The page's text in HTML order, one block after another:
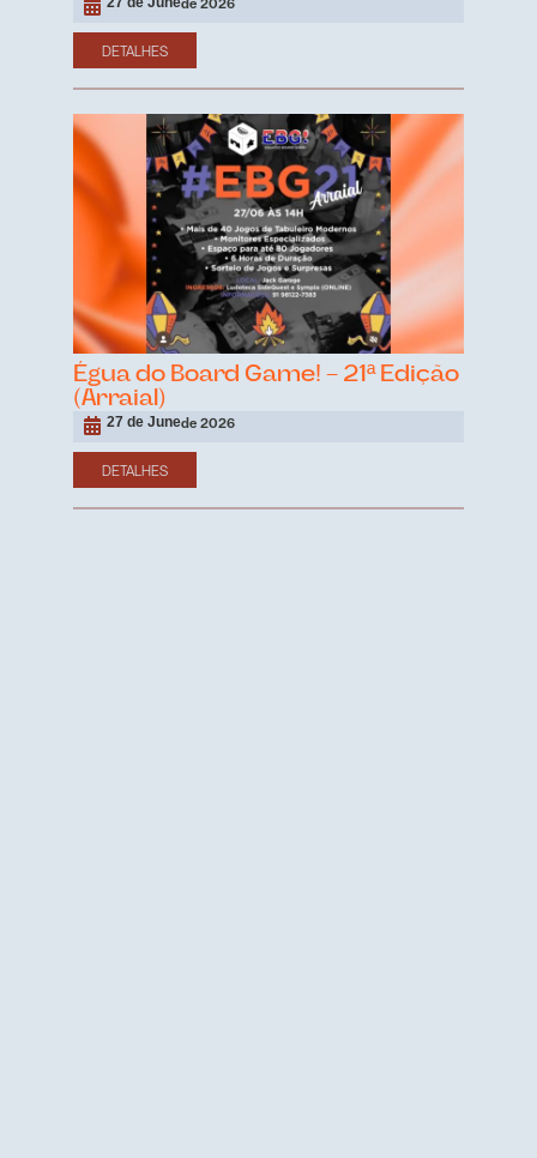
DETALHES
Égua do Board Game! – 21ª Edição
(Arraial)
27 de Junede 2026
DETALHES